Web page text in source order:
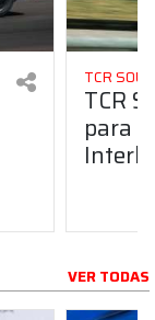
TCR
TCR
para
VER TODAS